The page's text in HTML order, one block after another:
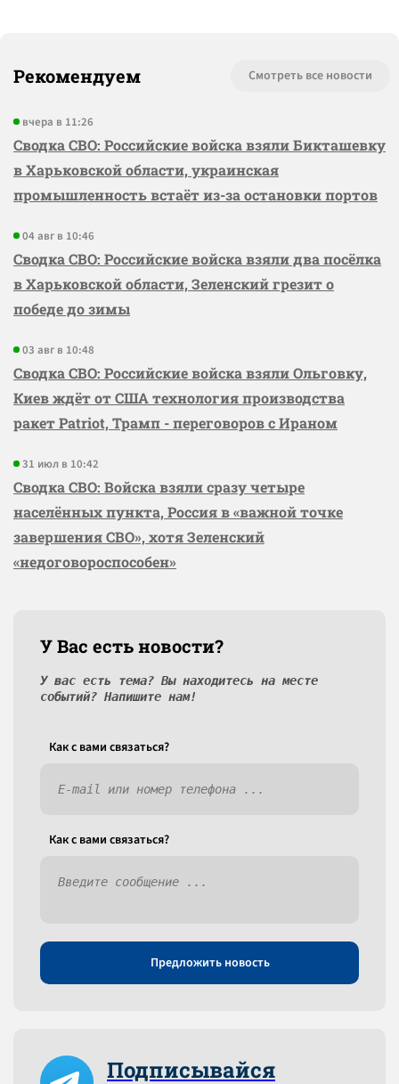
Рекомендуем Смотреть все новости
вчера в 11:26
Сводка СВО: Российские войска взяли Бикташевку
в Харьковской области, украинская
промышленность встаёт из-за остановки портов
04 авг в 10:46
Сводка СВО: Российские войска взяли два посёлка
в Харьковской области, Зеленский грезит о
победе до зимы
03 авг в 10:48
Сводка СВО: Российские войска взяли Ольговку,
Киев ждёт от США технология производства
ракет Patriot, Трамп - переговоров с Ираном
31 июл в 10:42
Сводка СВО: Войска взяли сразу четыре
населённых пункта, Россия в «важной точке
завершения СВО», хотя Зеленский
«недоговороспособен»
У Вас есть новости?
У вас есть тема? Вы находитесь на месте
событий? Напишите нам!
Как c вами связаться?
Как c вами связаться?
Предложить новость
Подписывайся